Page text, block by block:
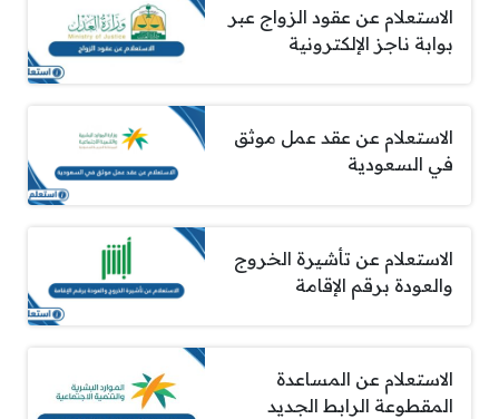
الاستعلام عن عقود الزواج عبر
بوابة ناجز الإلكترونية
الاستعلام عن عقد عمل موثق
في السعودية
الاستعلام عن تأشيرة الخروج
والعودة برقم الإقامة
الاستعلام عن المساعدة
المقطوعة الرابط الجديد